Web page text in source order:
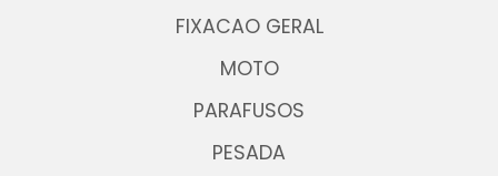
FIXACAO GERAL
MOTO
PARAFUSOS
PESADA